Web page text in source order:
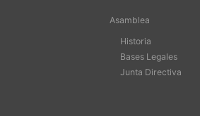
Asamblea
Historia
Bases Legales
Junta Directiva